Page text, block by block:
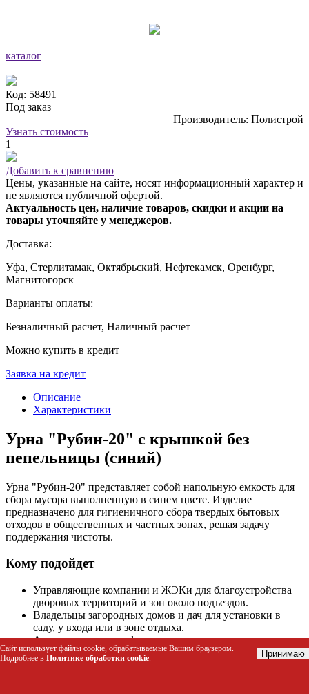
каталог
Код: 58491
Под заказ
Производитель: Полистрой
Узнать стоимость
1
Добавить к сравнению
Цены, указанные на сайте, носят информационный характер и
не являются публичной офертой.
Актуальность цен, наличие товаров, скидки и акции на
товары уточняйте у менеджеров.
Доставка:
Уфа, Стерлитамак, Октябрьский, Нефтекамск, Оренбург,
Магнитогорск
Варианты оплаты:
Безналичный расчет, Наличный расчет
Можно купить в кредит
Заявка на кредит
Описание
Характеристики
Урна "Рубин-20" с крышкой без
пепельницы (синий)
Урна "Рубин-20" представляет собой напольную емкость для
сбора мусора выполненную в синем цвете. Изделие
предназначено для гигиеничного сбора твердых бытовых
отходов в общественных и частных зонах, решая задачу
поддержания чистоты.
Кому подойдет
Управляющие компании и ЖЭКи для благоустройства
дворовых территорий и зон около подъездов.
Владельцы загородных домов и дач для установки в
саду, у входа или в зоне отдыха.
Администраторы кафе, ресторанов и гостиниц для
размещения на прилегающей территории.
Школы, детские сады и спортивные учреждения для
Сайт использует файлы cookie, обрабатываемые Вашим браузером.
Подробнее в Политике обработки cookie. Принимаю